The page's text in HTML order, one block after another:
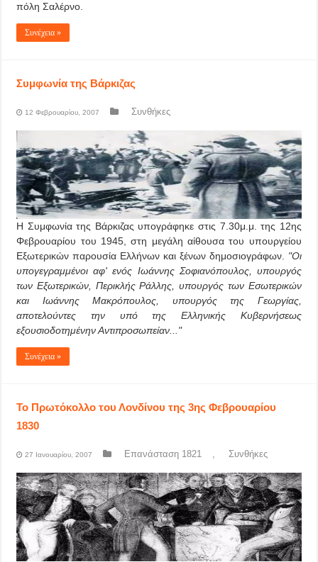
πόλη Σαλέρνο.
Συνέχεια »
Συμφωνία της Βάρκιζας
12 Φεβρουαρίου, 2007 Συνθήκες
Η Συμφωνία της Βάρκιζας υπογράφηκε στις 7.30μ.μ. της 12ης
Φεβρουαρίου του 1945, στη μεγάλη αίθουσα του υπουργείου
Εξωτερικών παρουσία Ελλήνων και ξένων δημοσιογράφων. "Οι
υπογεγραμμένοι αφ' ενός Ιωάννης Σοφιανόπουλος, υπουργός
των Εξωτερικών, Περικλής Ράλλης, υπουργός των Εσωτερικών
και Ιωάννης Μακρόπουλος, υπουργός της Γεωργίας,
αποτελούντες την υπό της Ελληνικής Κυβερνήσεως
εξουσιοδοτημένην Αντιπροσωπείαν..."
Συνέχεια »
Το Πρωτόκολλο του Λονδίνου της 3ης Φεβρουαρίου
1830
27 Ιανουαρίου, 2007 Επανάσταση 1821 , Συνθήκες